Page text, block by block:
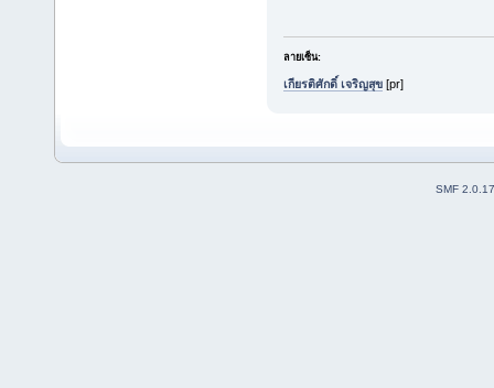
ลายเซ็น:
เกียรติศักดิ์ เจริญสุข[pr]
SMF 2.0.17